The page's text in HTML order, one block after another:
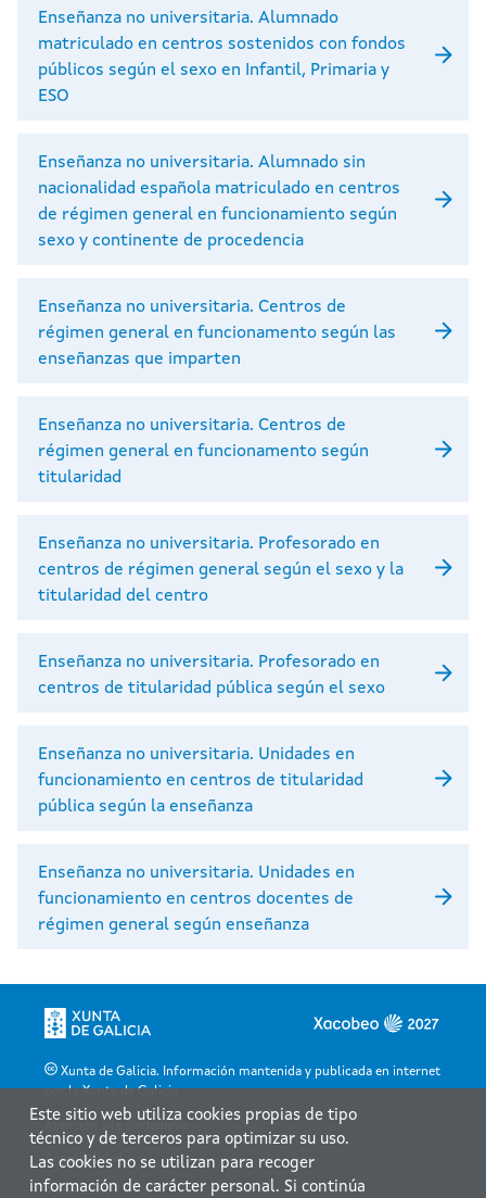
Enseñanza no universitaria. Alumnado
matriculado en centros sostenidos con fondos
públicos según el sexo en Infantil, Primaria y
ESO
Enseñanza no universitaria. Alumnado sin
nacionalidad española matriculado en centros
de régimen general en funcionamiento según
sexo y continente de procedencia
Enseñanza no universitaria. Centros de
régimen general en funcionamento según las
enseñanzas que imparten
Enseñanza no universitaria. Centros de
régimen general en funcionamento según
titularidad
Enseñanza no universitaria. Profesorado en
centros de régimen general según el sexo y la
titularidad del centro
Enseñanza no universitaria. Profesorado en
centros de titularidad pública según el sexo
Enseñanza no universitaria. Unidades en
funcionamiento en centros de titularidad
pública según la enseñanza
Enseñanza no universitaria. Unidades en
funcionamiento en centros docentes de
régimen general según enseñanza
Xunta de Galicia. Información mantenida y publicada en internet
por la Xunta de Galicia
Accesibilidad
Aviso legal
Este sitio web utiliza cookies propias de tipo
técnico y de terceros para optimizar su uso.
Las cookies no se utilizan para recoger
información de carácter personal. Si continúa